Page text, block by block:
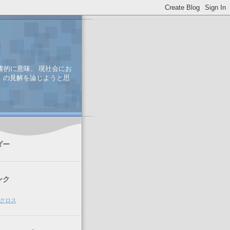
的に意味、 現社会にお
の見解を論じようと思
ー
ク
ロス